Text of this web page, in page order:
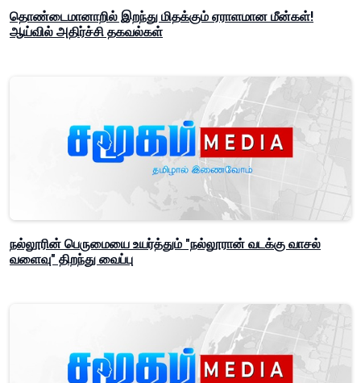
தொண்டைமானாறில் இறந்து மிதக்கும் ஏராளமான மீன்கள்!
ஆய்வில் அதிர்ச்சி தகவல்கள்
நல்லூரின் பெருமையை உயர்த்தும் "நல்லூரான் வடக்கு வாசல்
வளைவு" திறந்து வைப்பு